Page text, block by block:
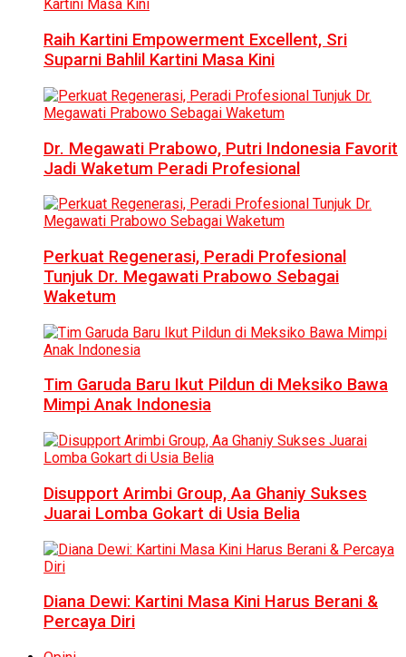
Raih Kartini Empowerment Excellent, Sri
Suparni Bahlil Kartini Masa Kini
Dr. Megawati Prabowo, Putri Indonesia Favorit
Jadi Waketum Peradi Profesional
Perkuat Regenerasi, Peradi Profesional
Tunjuk Dr. Megawati Prabowo Sebagai
Waketum
Tim Garuda Baru Ikut Pildun di Meksiko Bawa
Mimpi Anak Indonesia
Disupport Arimbi Group, Aa Ghaniy Sukses
Juarai Lomba Gokart di Usia Belia
Diana Dewi: Kartini Masa Kini Harus Berani &
Percaya Diri